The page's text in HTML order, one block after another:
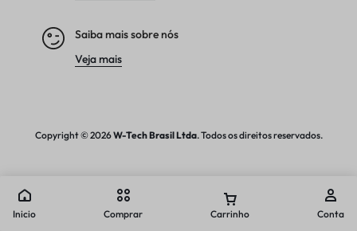
Saiba mais sobre nós
Veja mais
Copyright © 2026W-TechBrasil Ltda. Todos os direitos reservados.
Inicio Comprar Carrinho Conta
Comparar produtos